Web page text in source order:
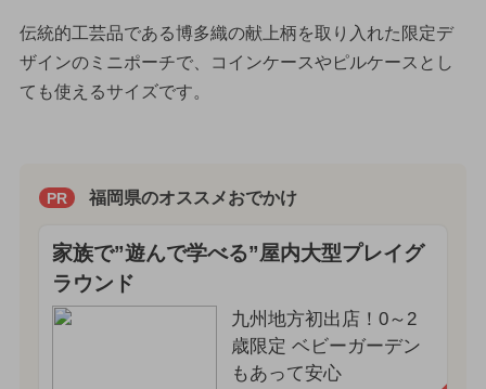
伝統的工芸品である博多織の献上柄を取り入れた限定デ
ザインのミニポーチで、コインケースやピルケースとし
ても使えるサイズです。
PR 福岡県のオススメおでかけ
家族で”遊んで学べる”屋内大型プレイグ
ラウンド
九州地方初出店！0～2
歳限定 ベビーガーデン
もあって安心